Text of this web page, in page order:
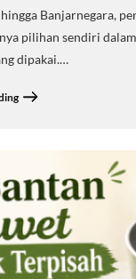
Banjarnegara,
pilihan sendiri
dipakai.…